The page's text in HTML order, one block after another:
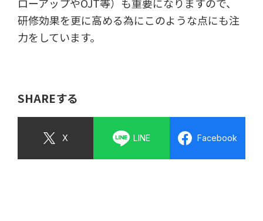
研修効果を更に高める為にこのような点にも注
力をしています。
SHAREする
X LINE Facebook